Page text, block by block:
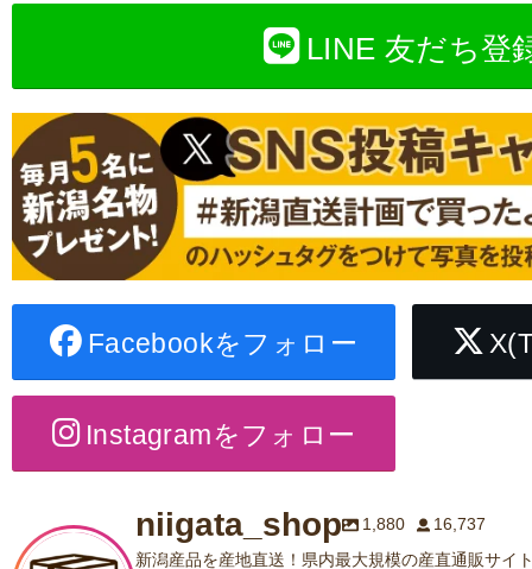
LINE 友だち登
Facebookをフォロー
Instagramをフォロー
niigata_shop 1,880
16,737
新潟産品を産地直送！県内最大規模の産直通販サイ